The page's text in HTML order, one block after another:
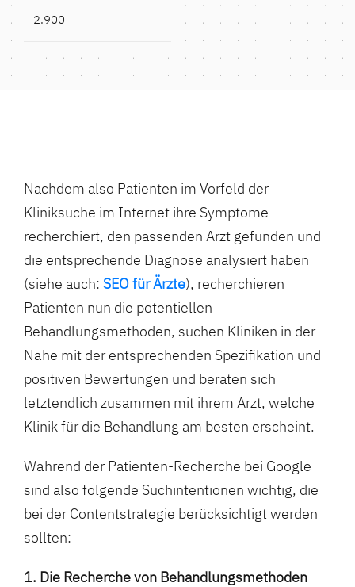
2.900
Nachdem also Patienten im Vorfeld der
Kliniksuche im Internet ihre Symptome
recherchiert, den passenden Arzt gefunden und
die entsprechende Diagnose analysiert haben
(siehe auch: SEO für Ärzte), recherchieren
Patienten nun die potentiellen
Behandlungsmethoden, suchen Kliniken in der
Nähe mit der entsprechenden Spezifikation und
positiven Bewertungen und beraten sich
letztendlich zusammen mit ihrem Arzt, welche
Klinik für die Behandlung am besten erscheint.
Während der Patienten-Recherche bei Google
sind also folgende Suchintentionen wichtig, die
bei der Contentstrategie berücksichtigt werden
sollten:
1. Die Recherche von Behandlungsmethoden